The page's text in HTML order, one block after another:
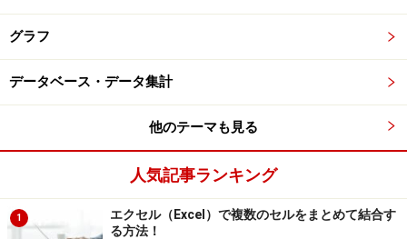
グラフ
データベース・データ集計
他のテーマも見る
人気記事ランキング
1
エクセル（Excel）で複数のセルをまとめて結合す
る方法！